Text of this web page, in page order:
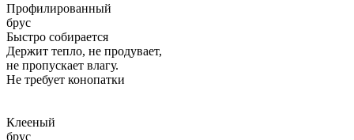
Профилированный
брус
Быстро собирается
Держит тепло, не продувает,
не пропускает влагу.
Не требует конопатки
Клееный
брус